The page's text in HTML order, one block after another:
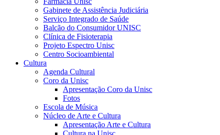
Gabinete de Assistência Judiciária
Serviço Integrado de Saúde
Balcão do Consumidor UNISC
Clínica de Fisioterapia
Projeto Espectro Unisc
Centro Socioambiental
Cultura
Agenda Cultural
Coro da Unisc
Apresentação Coro da Unisc
Fotos
Escola de Música
Núcleo de Arte e Cultura
Apresentação Arte e Cultura